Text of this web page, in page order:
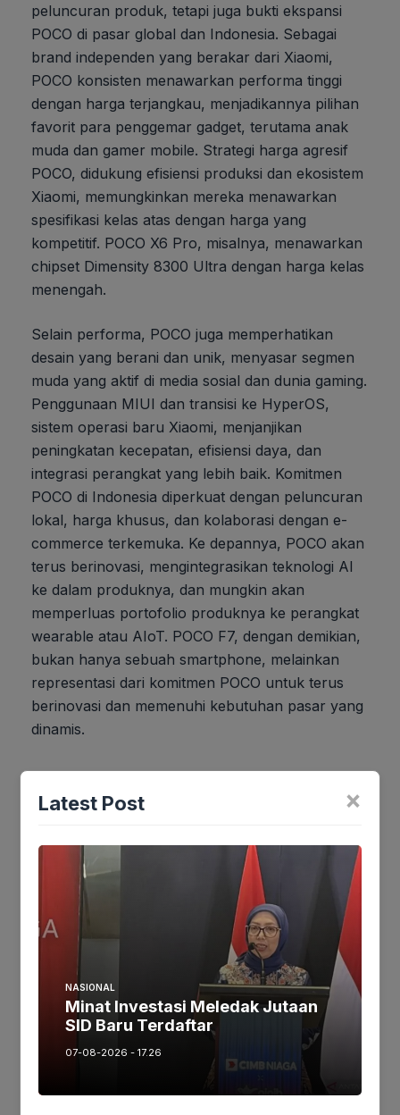
peluncuran produk, tetapi juga bukti ekspansi
POCO di pasar global dan Indonesia. Sebagai
brand independen yang berakar dari Xiaomi,
POCO konsisten menawarkan performa tinggi
dengan harga terjangkau, menjadikannya pilihan
favorit para penggemar gadget, terutama anak
muda dan gamer mobile. Strategi harga agresif
POCO, didukung efisiensi produksi dan ekosistem
Xiaomi, memungkinkan mereka menawarkan
spesifikasi kelas atas dengan harga yang
kompetitif. POCO X6 Pro, misalnya, menawarkan
chipset Dimensity 8300 Ultra dengan harga kelas
menengah.
Selain performa, POCO juga memperhatikan
desain yang berani dan unik, menyasar segmen
muda yang aktif di media sosial dan dunia gaming.
Penggunaan MIUI dan transisi ke HyperOS,
sistem operasi baru Xiaomi, menjanjikan
peningkatan kecepatan, efisiensi daya, dan
integrasi perangkat yang lebih baik. Komitmen
POCO di Indonesia diperkuat dengan peluncuran
lokal, harga khusus, dan kolaborasi dengan e-
commerce terkemuka. Ke depannya, POCO akan
terus berinovasi, mengintegrasikan teknologi AI
ke dalam produknya, dan mungkin akan
memperluas portofolio produknya ke perangkat
wearable atau AIoT. POCO F7, dengan demikian,
bukan hanya sebuah smartphone, melainkan
representasi dari komitmen POCO untuk terus
berinovasi dan memenuhi kebutuhan pasar yang
dinamis.
Jika keberatan atau harus diedit baik
Terima Kasih
Tags:
Ikuti kami :
Komentar
×
Latest Post
NASIONAL
Minat Investasi Meledak Jutaan
SID Baru Terdaftar
07-08-2026 - 17.26